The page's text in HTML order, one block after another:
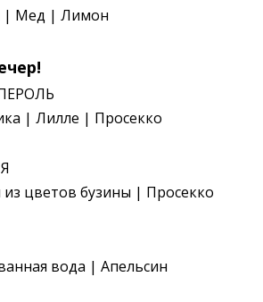
| Мед | Лимон
| Лилле | Просекко
цветов бузины | Просекко
вода | Апельсин